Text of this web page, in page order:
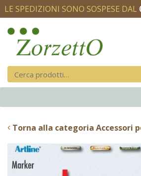
LE SPEDIZIONI SONO SOSPESE DAL
Torna alla categoria Accessori